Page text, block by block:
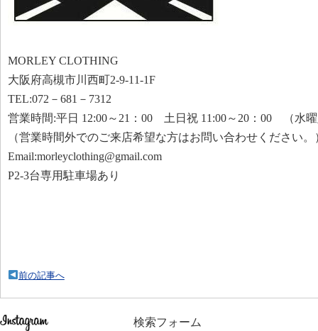
MORLEY CLOTHING
大阪府高槻市川西町2-9-11-1F
TEL:072－681－7312
営業時間:平日 12:00～21：00 土日祝 11:00～20：00 （水
（営業時間外でのご来店希望な方はお問い合わせください。
Email:morleyclothing@gmail.com
P2-3台専用駐車場あり
前の記事へ
検索フォーム